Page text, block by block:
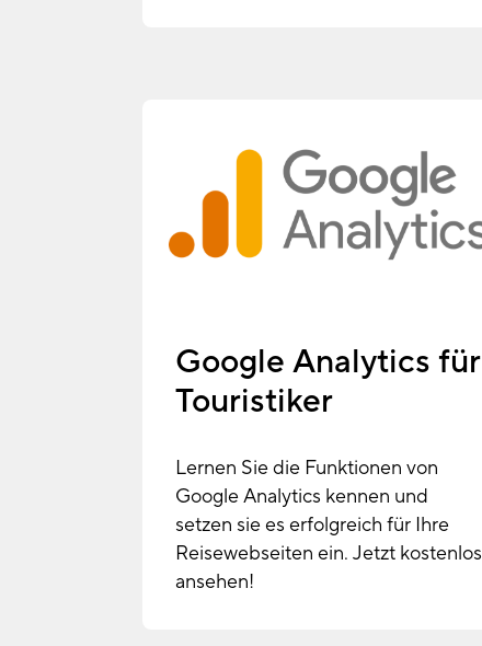
Google Analytics für
Touristiker
Lernen Sie die Funktionen von
Google Analytics kennen und
setzen sie es erfolgreich für Ihre
Reisewebseiten ein. Jetzt kostenlos
ansehen!